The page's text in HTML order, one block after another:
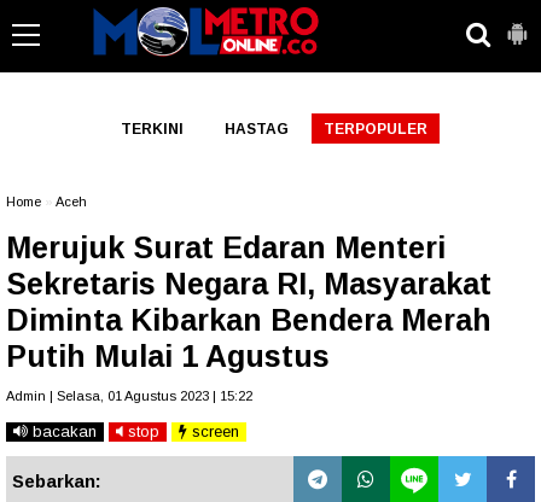
TERKINI HASTAG TERPOPULER
Home Aceh
Merujuk Surat Edaran Menteri
Sekretaris Negara RI, Masyarakat
Diminta Kibarkan Bendera Merah
Putih Mulai 1 Agustus
Admin | Selasa, 01 Agustus 2023 | 15:22
bacakan stop screen
Sebarkan: